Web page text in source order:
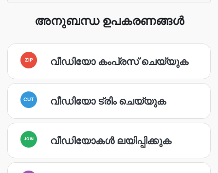
അനുബന്ധ ഉപകരണങ്ങൾ
ZIP വീഡിയോ കംപ്രസ് ചെയ്യുക
CUT വീഡിയോ ട്രിം ചെയ്യുക
JOIN വീഡിയോകൾ ലയിപ്പിക്കുക